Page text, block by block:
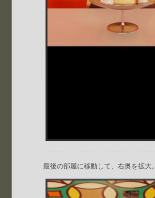
最後の部屋に移動して、右奥を拡大。